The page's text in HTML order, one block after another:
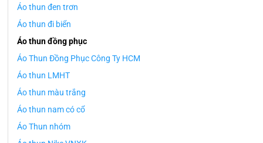
Áo thun đen trơn
Áo thun đi biển
Áo thun đồng phục
Áo Thun Đồng Phục Công Ty HCM
Áo thun LMHT
Áo thun màu trắng
Áo thun nam có cổ
Áo Thun nhóm